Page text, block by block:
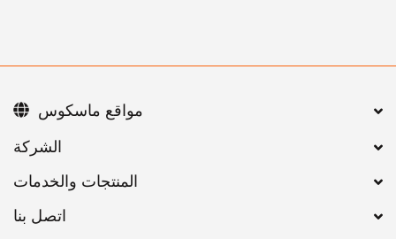
اتصل بنا
مواقع ماسكوس